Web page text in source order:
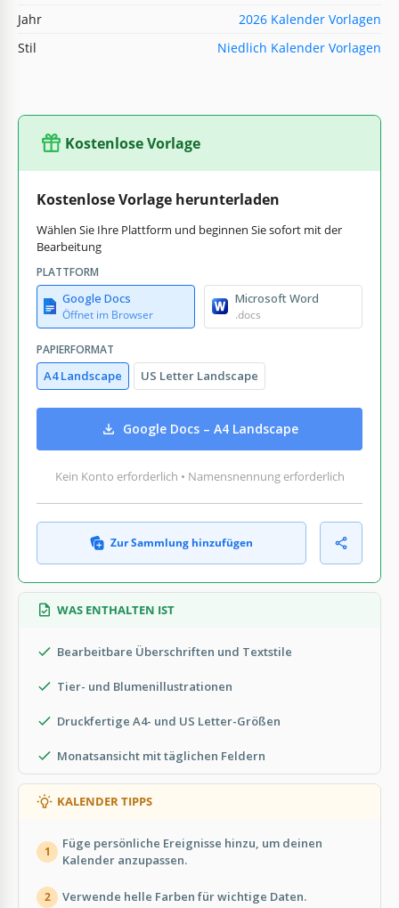
Jahr
2026 Kalender Vorlagen
Stil
Niedlich Kalender Vorlagen
Kostenlose Vorlage
Kostenlose Vorlage herunterladen
Wählen Sie Ihre Plattform und beginnen Sie sofort mit der
Bearbeitung
PLATTFORM
Google Docs
Öffnet im Browser
Microsoft Word
.docs
PAPIERFORMAT
A4 Landscape US Letter Landscape
Google Docs – A4 Landscape
Kein Konto erforderlich • Namensnennung erforderlich
Zur Sammlung hinzufügen
WAS ENTHALTEN IST
Bearbeitbare Überschriften und Textstile
Tier- und Blumenillustrationen
Druckfertige A4- und US Letter-Größen
Monatsansicht mit täglichen Feldern
KALENDER TIPPS
1
Füge persönliche Ereignisse hinzu, um deinen
Kalender anzupassen.
2 Verwende helle Farben für wichtige Daten.